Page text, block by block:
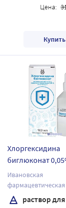
Цена:
Купить
Хлоргексидина
биглюконат
для местного
для наружного
применения 100
Ивановская
АО
раствор для